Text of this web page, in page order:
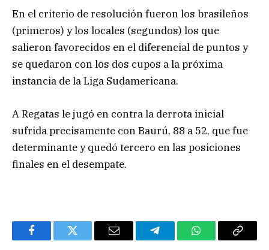
En el criterio de resolución fueron los brasileños
(primeros) y los locales (segundos) los que
salieron favorecidos en el diferencial de puntos y
se quedaron con los dos cupos a la próxima
instancia de la Liga Sudamericana.
A Regatas le jugó en contra la derrota inicial
sufrida precisamente con Baurú, 88 a 52, que fue
determinante y quedó tercero en las posiciones
finales en el desempate.
FacebookTwitter Email TelegramWhatsAppCopy